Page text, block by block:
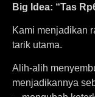
Big Idea: “Tas
Kami menjadikan
tarik utama.
Alih-alih
menjadikannya